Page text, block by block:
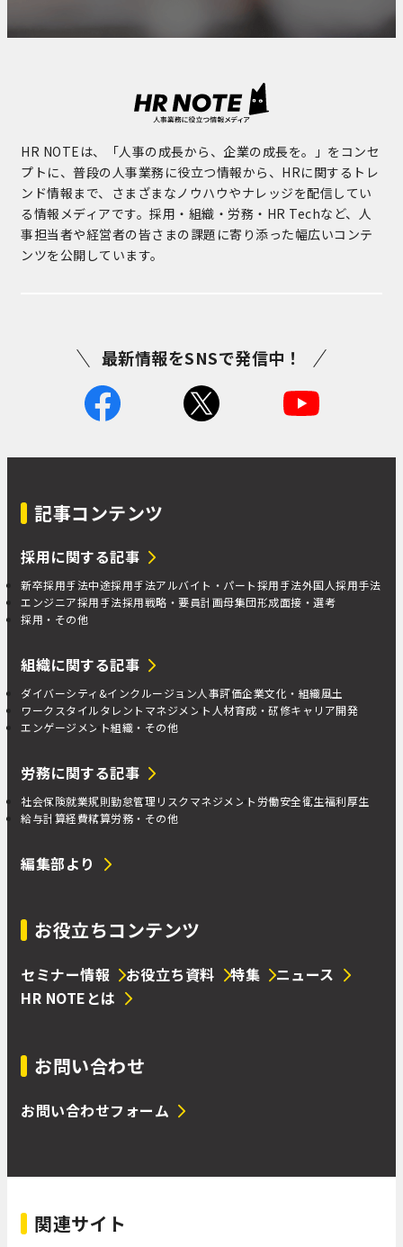
HR NOTEは、「人事の成長から、企業の成長を。」をコンセ
プトに、普段の人事業務に役立つ情報から、HRに関するトレ
ンド情報まで、さまざまなノウハウやナレッジを配信してい
る情報メディアです。採用・組織・労務・HR Techなど、人
事担当者や経営者の皆さまの課題に寄り添った幅広いコンテ
ンツを公開しています。
最新情報をSNSで発信中！
記事コンテンツ
採用に関する記事
新卒採用手法中途採用手法アルバイト・パート採用手法外国人採用手法
エンジニア採用手法採用戦略・要員計画母集団形成面接・選考
採用・その他
組織に関する記事
ダイバーシティ&インクルージョン人事評価企業文化・組織風土
ワークスタイルタレントマネジメント 人材育成・研修キャリア開発
エンゲージメント組織・その他
労務に関する記事
社会保険就業規則勤怠管理 リスクマネジメント 労働安全衛生福利厚生
給与計算経費精算労務・その他
編集部より
お役立ちコンテンツ
セミナー情報 お役立ち資料 特集
ニュース
HR NOTEとは
お問い合わせ
お問い合わせフォーム
関連サイト